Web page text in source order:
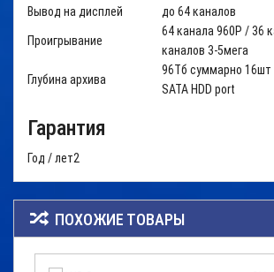
Вывод на дисплей
до 64 каналов
Проигрывание
64 канала 960P / 36
каналов 3-5мега
Глубина архива
96Тб суммарно 16шт
SATA HDD port
Гарантия
Год / лет2
ПОХОЖИЕ ТОВАРЫ